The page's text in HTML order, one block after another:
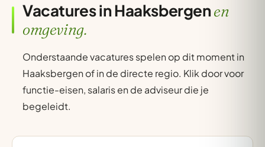
Vacatures in Haaksbergenen
omgeving.
Onderstaande vacatures spelen op dit moment in
Haaksbergen of in de directe regio. Klik door voor
functie-eisen, salaris en de adviseur die je
begeleidt.